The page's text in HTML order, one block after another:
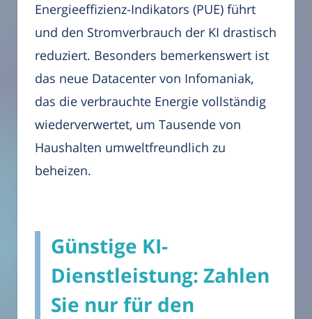
Energieeffizienz-Indikators (PUE) führt
und den Stromverbrauch der KI drastisch
reduziert. Besonders bemerkenswert ist
das neue Datacenter von Infomaniak,
das die verbrauchte Energie vollständig
wiederverwertet, um Tausende von
Haushalten umweltfreundlich zu
beheizen.
Günstige KI-
Dienstleistung: Zahlen
Sie nur für den